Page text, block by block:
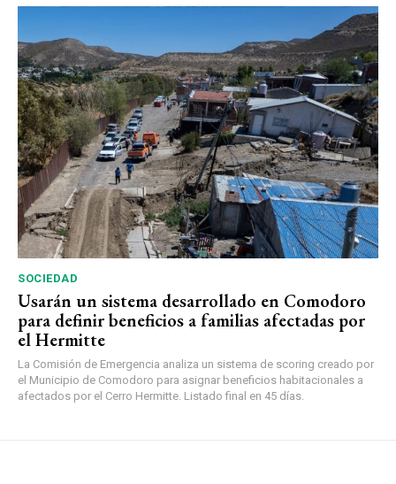
SOCIEDAD
Usarán un sistema desarrollado en Comodoro
para definir beneficios a familias afectadas por
el Hermitte
La Comisión de Emergencia analiza un sistema de scoring creado por
el Municipio de Comodoro para asignar beneficios habitacionales a
afectados por el Cerro Hermitte. Listado final en 45 días.